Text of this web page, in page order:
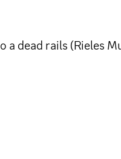
a dead rails (Rieles